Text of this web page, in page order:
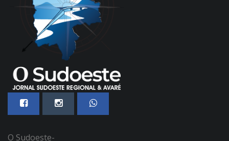
O Sudoeste-